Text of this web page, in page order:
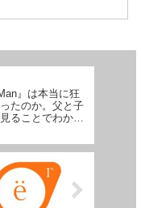
』は本当に狂
たのか。父と子
ることでわかる